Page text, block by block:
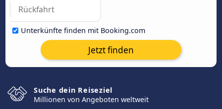
Unterkünfte finden mit Booking.com
Jetzt finden
Suche dein Reiseziel
Millionen von Angeboten weltweit